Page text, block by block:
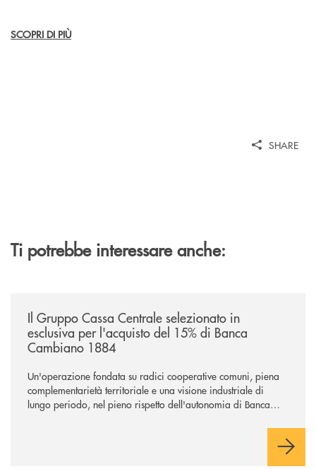
SCOPRI DI PIÙ
SHARE
Ti potrebbe interessare anche:
Il Gruppo Cassa Centrale selezionato in
esclusiva per l'acquisto del 15% di Banca
Cambiano 1884
Un'operazione fondata su radici cooperative comuni, piena
complementarietà territoriale e una visione industriale di
lungo periodo, nel pieno rispetto dell'autonomia di Banca
negoziazione esclusiva per la finalizzazione dell’operazione.